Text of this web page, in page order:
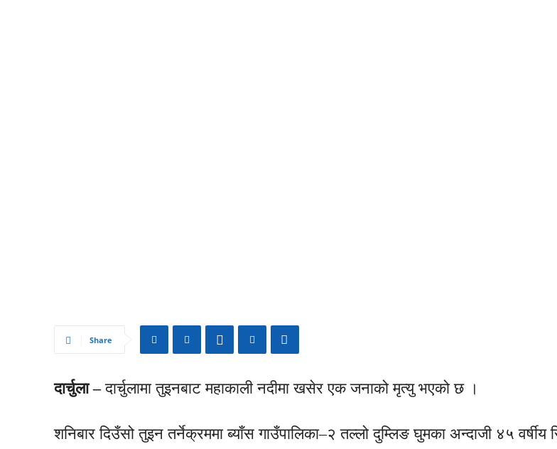
Share
दार्चुला –दार्चुलामा तुइनबाट महाकाली नदीमा खसेर एक जनाको मृत्यु भएको छ ।
शनिबार दिउँसो तुइन तर्नेक्रममा ब्याँस गाउँपालिका–२ तल्लो दुम्लिङ घुमका अन्दाजी ४५ वर्षीय